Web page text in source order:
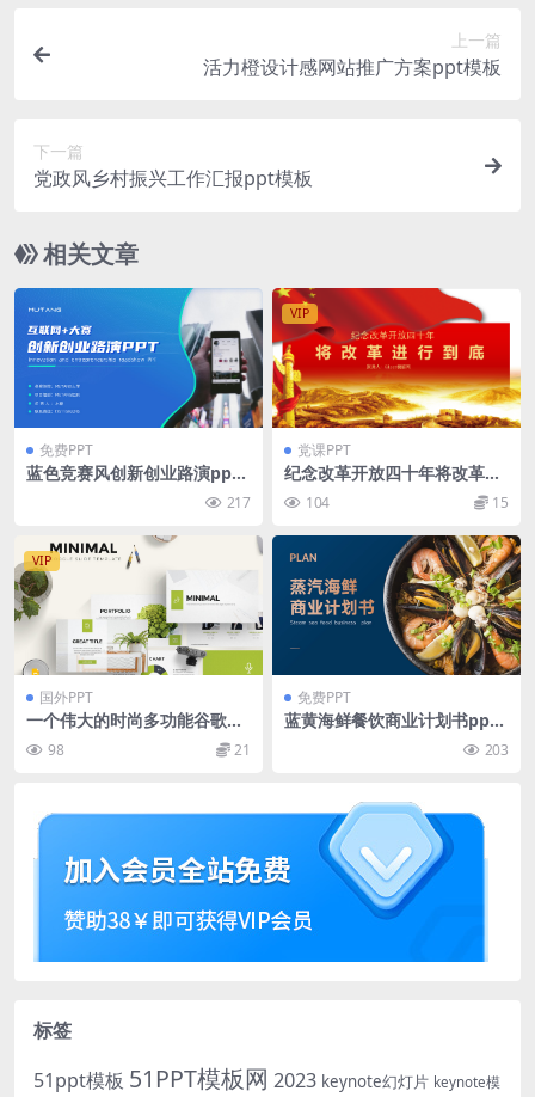
上一篇
活力橙设计感网站推广方案ppt模板
下一篇
党政风乡村振兴工作汇报ppt模板
相关文章
免费PPT
蓝色竞赛风创新创业路演ppt
217
VIP
党课PPT
纪念改革开放四十年将改革进
行到底PPT模板
104 15
VIP
国外PPT
一个伟大的时尚多功能谷歌幻
灯片powerpoint演示模板（p
ptx）
98 21
免费PPT
蓝黄海鲜餐饮商业计划书ppt
203
标签
51ppt模板 51PPT模板网 2023 keynote幻灯片 keynote模